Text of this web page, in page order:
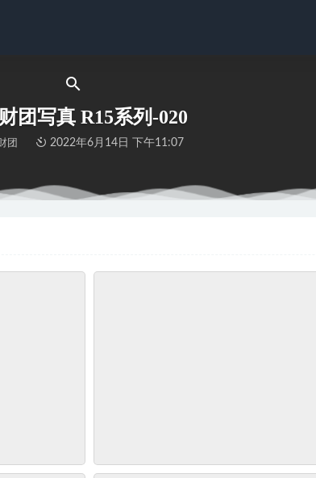
团写真 R15系列-020
团 2022年6月14日 下午11:07
色兔兔